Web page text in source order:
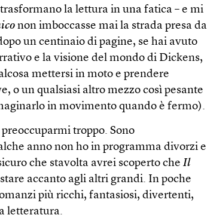
la lettura in una fatica – e mi
non imboccasse mai la strada presa da
un centinaio di pagine, se hai avuto
e la visione del mondo di Dickens,
mettersi in moto e prendere
o un qualsiasi altro mezzo così pesante
in movimento quando è fermo).
troppo. Sono
anno non ho in programma divorzi e
che stavolta avrei scoperto cheIl
accanto agli altri grandi. In poche
più ricchi, fantasiosi, divertenti,
letteratura.